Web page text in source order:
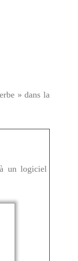
» dans la
un logiciel